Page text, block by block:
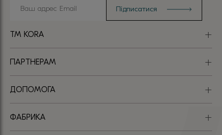
TM KORA
ПАРТНЕРАМ
ДОПОМОГА
ФАБРИКА